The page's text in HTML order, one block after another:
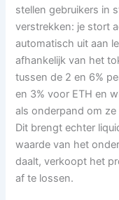
stellen gebruikers in
verstrekken: je stort
automatisch uit aan
afhankelijk van het
tussen de 2 en 6%
en 3% voor ETH en
als onderpand om
Dit brengt echter
waarde van het
daalt, verkoopt het
af te lossen.